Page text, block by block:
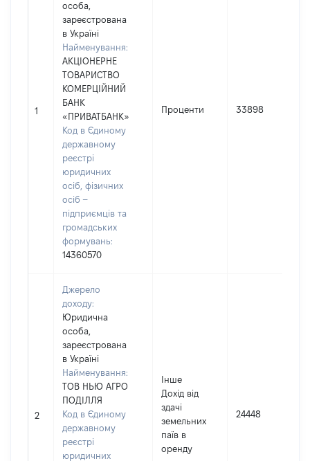
1
особа,
зареєстрована
в Україні
Найменування:
АКЦІОНЕРНЕ
ТОВАРИСТВО
КОМЕРЦІЙНИЙ
БАНК
«ПРИВАТБАНК»
Код в Єдиному
державному
реєстрі
юридичних
осіб, фізичних
осіб –
підприємців та
громадських
формувань:
14360570
Проценти 33898
2
Джерело
доходу:
Юридична
особа,
зареєстрована
в Україні
Найменування:
ТОВ НЬЮ АГРО
ПОДІЛЛЯ
Код в Єдиному
державному
реєстрі
юридичних
Інше
Дохід від
здачі
земельних
паїв в
оренду
24448